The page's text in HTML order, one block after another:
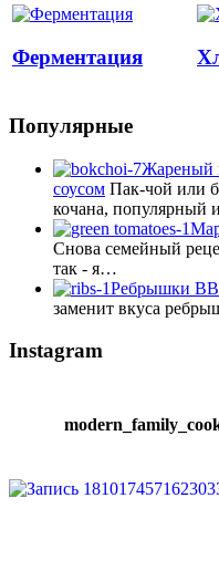
Ферментация
Популярные
Жареный
соусом Пак-чой или
кочана, популярный
Снова семейный
так - я…
Ребрышки
заменит вкуса
Instagram